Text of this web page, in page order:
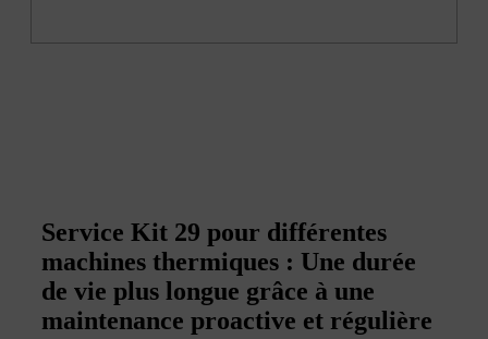
Service Kit 29 pour différentes
machines thermiques : Une durée
de vie plus longue grâce à une
maintenance proactive et régulière